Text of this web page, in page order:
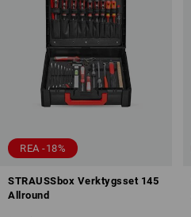
REA -18%
STRAUSSbox Verktygsset 145
Allround